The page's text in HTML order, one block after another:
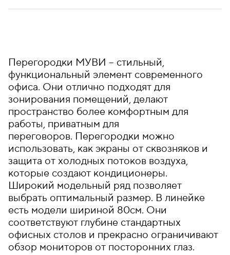
Перегородки МУВИ – стильный,
функциональный элемент современного
офиса. Они отлично подходят для
зонирования помещений, делают
пространство более комфортным для
работы, приватным для
переговоров. Перегородки можно
использовать, как экраны от сквозняков и
защита от холодных потоков воздуха,
которые создают кондиционеры.
Широкий модельный ряд позволяет
выбрать оптимальный размер. В линейке
есть модели шириной 80см. Они
соответствуют глубине стандартных
офисных столов и прекрасно ограничивают
обзор мониторов от посторонних глаз.